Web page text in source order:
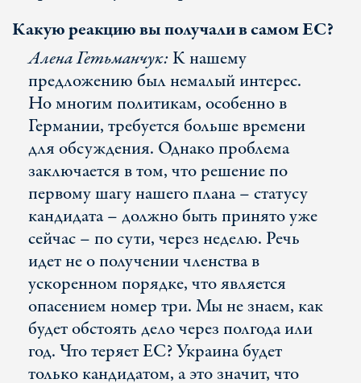
Какую реакцию вы получали в самом ЕС?
Алена Гетьманчук:К нашему
предложению был немалый интерес.
Но многим политикам, особенно в
Германии, требуется больше времени
для обсуждения. Однако проблема
заключается в том, что решение по
первому шагу нашего плана – статусу
кандидата – должно быть принято уже
сейчас – по сути, через неделю. Речь
идет не о получении членства в
ускоренном порядке, что является
опасением номер три. Мы не знаем, как
будет обстоять дело через полгода или
год. Что теряет ЕС? Украина будет
только кандидатом, а это значит, что